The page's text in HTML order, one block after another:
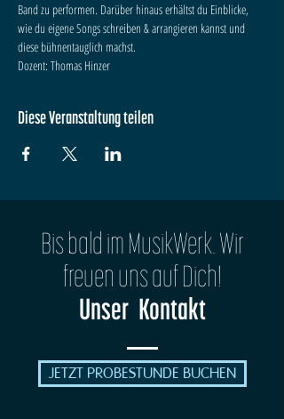
Band zu performen. Darüber hinaus erhältst du Einblicke,
wie du eigene Songs schreiben & arrangieren kannst und
diese bühnentauglich machst.
Dozent: Thomas Hinzer
Diese Veranstaltung teilen
Bis bald im MusikWerk. Wir
freuen uns auf Dich!
Unser Kontakt
JETZT PROBESTUNDE BUCHEN